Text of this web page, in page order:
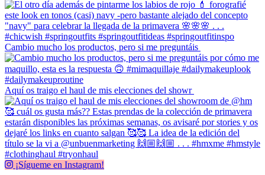
Cambio mucho los productos, pero si me preguntáis
Aquí os traigo el haul de mis elecciones del showr
¡Sígueme en Instagram!